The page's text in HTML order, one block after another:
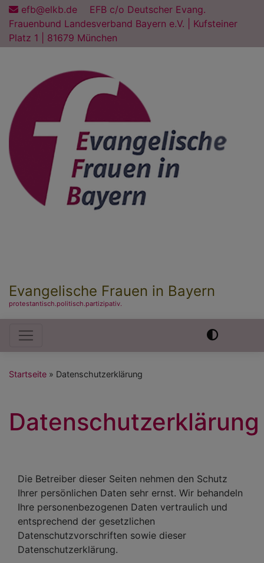
Direkt
zum
Inhalt
efb@elkb.de
EFB c/o Deutscher Evang.
Frauenbund Landesverband Bayern e.V. | Kufsteiner
Platz 1 | 81679 München
Evangelische Frauen in Bayern
protestantisch.politisch.partizipativ.
Hauptnavigation
Startseite Datenschutzerklärung
Datenschutzerklärung
Die Betreiber dieser Seiten nehmen den Schutz
Ihrer persönlichen Daten sehr ernst. Wir behandeln
Ihre personenbezogenen Daten vertraulich und
entsprechend der gesetzlichen
Datenschutzvorschriften sowie dieser
Datenschutzerklärung.